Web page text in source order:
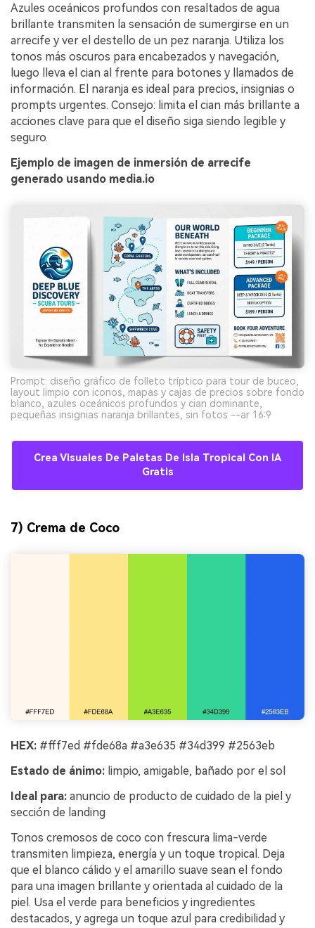
Azules oceánicos profundos con resaltados de agua
brillante transmiten la sensación de sumergirse en un
arrecife y ver el destello de un pez naranja. Utiliza los
tonos más oscuros para encabezados y navegación,
luego lleva el cian al frente para botones y llamados de
información. El naranja es ideal para precios, insignias o
prompts urgentes. Consejo: limita el cian más brillante a
acciones clave para que el diseño siga siendo legible y
seguro.
Ejemplo de imagen de inmersión de arrecife
generado usando media.io
Prompt: diseño gráfico de folleto tríptico para tour de buceo,
layout limpio con iconos, mapas y cajas de precios sobre fondo
blanco, azules oceánicos profundos y cian dominante,
pequeñas insignias naranja brillantes, sin fotos --ar 16:9
Crea Visuales De Paletas De Isla Tropical Con IA
Gratis
7) Crema de Coco
HEX: #fff7ed #fde68a #a3e635 #34d399 #2563eb
Estado de ánimo: limpio, amigable, bañado por el sol
Ideal para: anuncio de producto de cuidado de la piel y
sección de landing
Tonos cremosos de coco con frescura lima-verde
transmiten limpieza, energía y un toque tropical. Deja
que el blanco cálido y el amarillo suave sean el fondo
para una imagen brillante y orientada al cuidado de la
piel. Usa el verde para beneficios y ingredientes
destacados, y agrega un toque azul para credibilidad y